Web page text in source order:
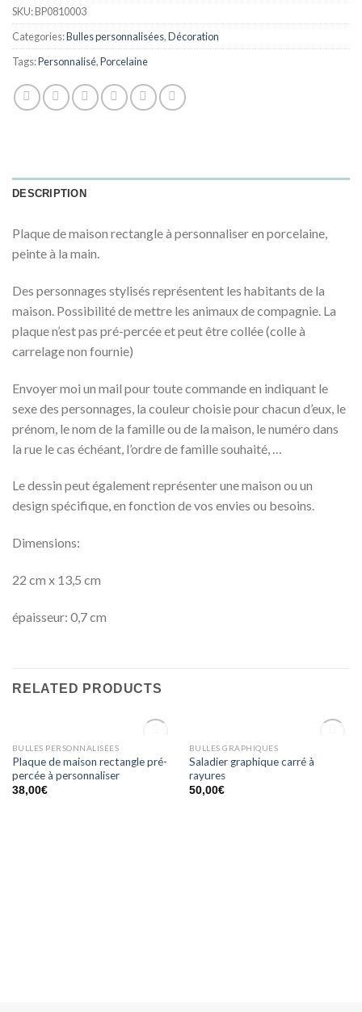
SKU:BP0810003
Categories:Bulles personnalisées,Décoration
Tags:Personnalisé,Porcelaine
DESCRIPTION
Plaque de maison rectangle à personnaliser en porcelaine,
peinte à la main.
Des personnages stylisés représentent les habitants de la
maison. Possibilité de mettre les animaux de compagnie. La
plaque n’est pas pré-percée et peut être collée (colle à
carrelage non fournie)
Envoyer moi un mail pour toute commande en indiquant le
sexe des personnages, la couleur choisie pour chacun d’eux, le
prénom, le nom de la famille ou de la maison, le numéro dans
la rue le cas échéant, l’ordre de famille souhaité, …
Le dessin peut également représenter une maison ou un
design spécifique, en fonction de vos envies ou besoins.
Dimensions:
22 cm x 13,5 cm
épaisseur: 0,7 cm
RELATED PRODUCTS
à la
OUT OF STOCK
BULLES PERSONNALISÉES
Plaque de maison rectangle pré-
percée à personnaliser
38,00€
OUT OF STOCK
BULLES GRAPHIQUES
Saladier graphique carré à
rayures
50,00€